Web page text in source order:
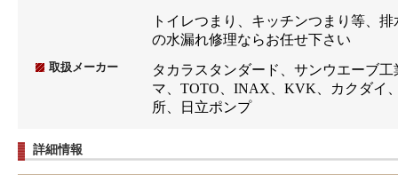
トイレつまり、キッチンつまり等、
の水漏れ修理ならお任せ下さい
取扱メーカー
タカラスタンダード、サンウエーブ
マ、TOTO、INAX、KVK、カクダイ
所、日立ポンプ
詳細情報